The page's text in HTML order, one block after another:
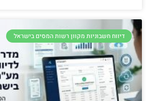
דיווח חשבוניות מקוון רשות המסים בישראל